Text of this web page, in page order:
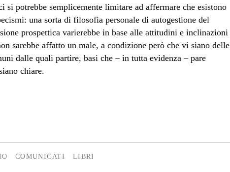
si potrebbe semplicemente limitare ad affermare che esistono
una sorta di filosofia personale di autogestione del
prospettica varierebbe in base alle attitudini e inclinazioni
sarebbe affatto un male, a condizione però che vi siano delle
dalle quali partire, basi che – in tutta evidenza – pare
chiare.
COMUNICATI LIBRI